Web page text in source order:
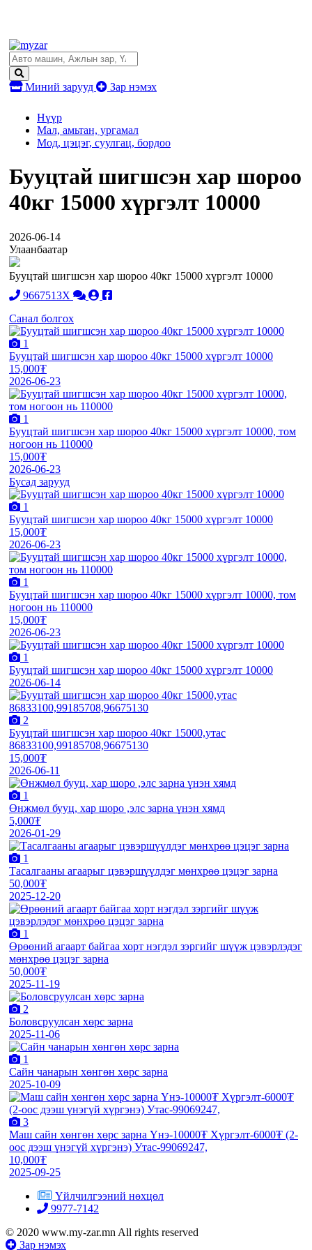
Миний зарууд Зар нэмэх
Нүүр
Мал, амьтан, ургамал
Мод, цэцэг, суулгац, бордоо
Бууцтай шигшсэн хар шороо
40кг 15000 хүргэлт 10000
2026-06-14
Улаанбаатар
Бууцтай шигшсэн хар шороо 40кг 15000 хүргэлт 10000
9667513X
Санал болгох
1
Бууцтай шигшсэн хар шороо 40кг 15000 хүргэлт 10000
15,000₮
2026-06-23
1
Бууцтай шигшсэн хар шороо 40кг 15000 хүргэлт 10000, том
ногоон нь 110000
15,000₮
2026-06-23
Бусад зарууд
1
Бууцтай шигшсэн хар шороо 40кг 15000 хүргэлт 10000
15,000₮
2026-06-23
1
Бууцтай шигшсэн хар шороо 40кг 15000 хүргэлт 10000, том
ногоон нь 110000
15,000₮
2026-06-23
1
Бууцтай шигшсэн хар шороо 40кг 15000 хүргэлт 10000
2026-06-14
2
Бууцтай шигшсэн хар шороо 40кг 15000,утас
86833100,99185708,96675130
15,000₮
2026-06-11
1
Өнжмөл бууц, хар шоро ,элс зарна үнэн хямд
5,000₮
2026-01-29
1
Тасалгааны агаарыг цэвэршүүлдэг мөнхрөө цэцэг зарна
50,000₮
2025-12-20
1
Өрөөний агаарт байгаа хорт нэгдэл зэргийг шүүж цэвэрлэдэг
мөнхрөө цэцэг зарна
50,000₮
2025-11-19
2
Боловсруулсан хөрс зарна
2025-11-06
1
Сайн чанарын хөнгөн хөрс зарна
2025-10-09
3
Маш сайн хөнгөн хөрс зарна Үнэ-10000₮ Хүргэлт-6000₮ (2-
оос дээш үнэгүй хүргэнэ) Утас-99069247,
10,000₮
2025-09-25
Үйлчилгээний нөхцөл
9977-7142
© 2020 www.my-zar.mn All rights reserved
Зар нэмэх